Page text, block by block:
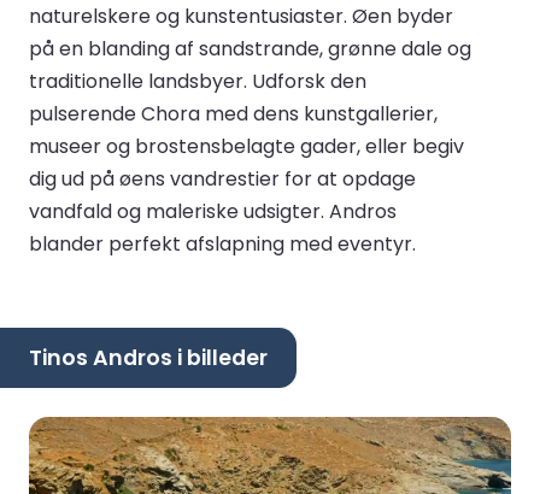
naturelskere og kunstentusiaster. Øen byder
på en blanding af sandstrande, grønne dale og
traditionelle landsbyer. Udforsk den
pulserende Chora med dens kunstgallerier,
museer og brostensbelagte gader, eller begiv
dig ud på øens vandrestier for at opdage
vandfald og maleriske udsigter. Andros
blander perfekt afslapning med eventyr.
Tinos Andros i billeder